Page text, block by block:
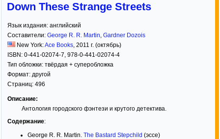
Down These Strange Streets
Язык издания: английский
Составители: George R. R. Martin, Gardner Dozois
New York:Ace Books, 2011 г. (октябрь)
ISBN: 0-441-02074-7, 978-0-441-02074-4
Тип обложки: твёрдая + суперобложка
Формат: другой
Страниц: 496
Описание:
Антология городского фэнтези и крутого детектива.
Содержание:
George R. R. Martin. The Bastard Stepchild (эссе)